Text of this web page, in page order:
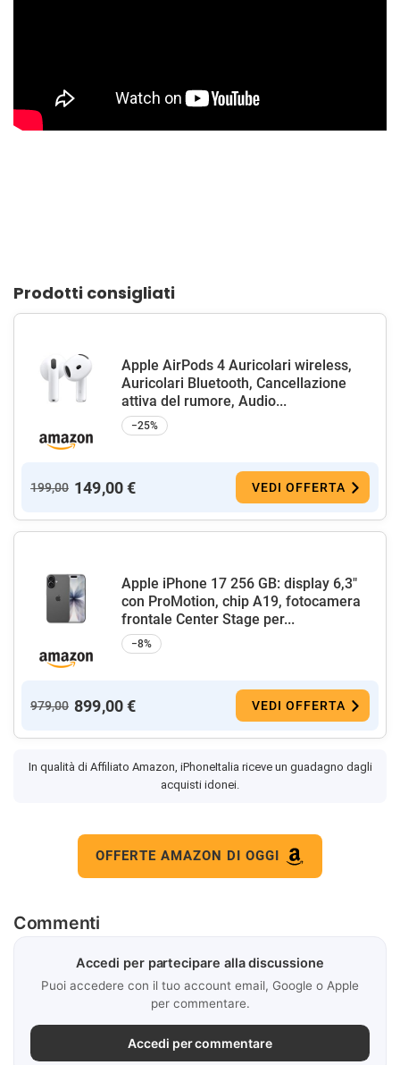
Prodotti consigliati
Apple AirPods 4 Auricolari wireless,
Auricolari Bluetooth, Cancellazione
attiva del rumore, Audio...
−25%
199,00 149,00 € VEDI OFFERTA
Apple iPhone 17 256 GB: display 6,3"
con ProMotion, chip A19, fotocamera
frontale Center Stage per...
−8%
979,00 899,00 € VEDI OFFERTA
In qualità di Affiliato Amazon, iPhoneItalia riceve un guadagno dagli
acquisti idonei.
OFFERTE AMAZON DI OGGI
Commenti
Accedi per partecipare alla discussione
Puoi accedere con il tuo account email, Google o Apple
per commentare.
Accedi per commentare